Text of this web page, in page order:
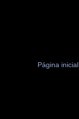
Página inicial